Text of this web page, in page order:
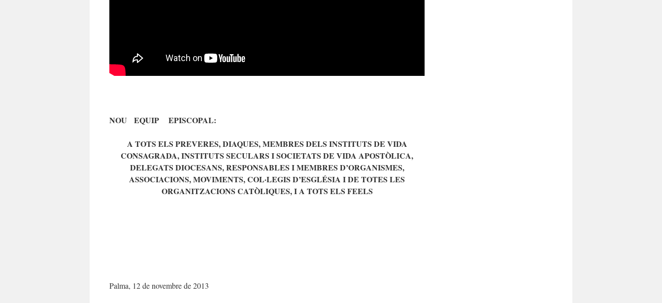
NOU EQUIP EPISCOPAL:
A TOTS ELS PREVERES, DIAQUES, MEMBRES DELS INSTITUTS DE VIDA
CONSAGRADA, INSTITUTS SECULARS I SOCIETATS DE VIDA APOSTÒLICA,
DELEGATS DIOCESANS, RESPONSABLES I MEMBRES D’ORGANISMES,
ASSOCIACIONS, MOVIMENTS, COL·LEGIS D’ESGLÉSIA I DE TOTES LES
ORGANITZACIONS CATÒLIQUES, I A TOTS ELS FEELS
Palma, 12 de novembre de 2013